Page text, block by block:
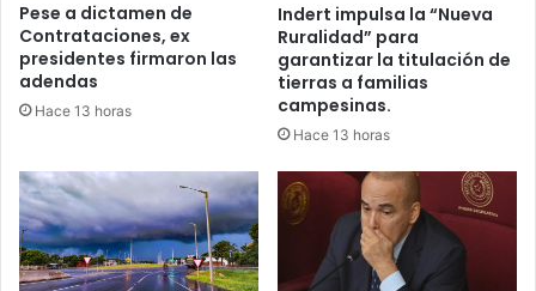
Pese a dictamen de
Contrataciones, ex
presidentes firmaron las
adendas
Hace 13 horas
Indert impulsa la “Nueva
Ruralidad” para
garantizar la titulación de
tierras a familias
campesinas.
Hace 13 horas